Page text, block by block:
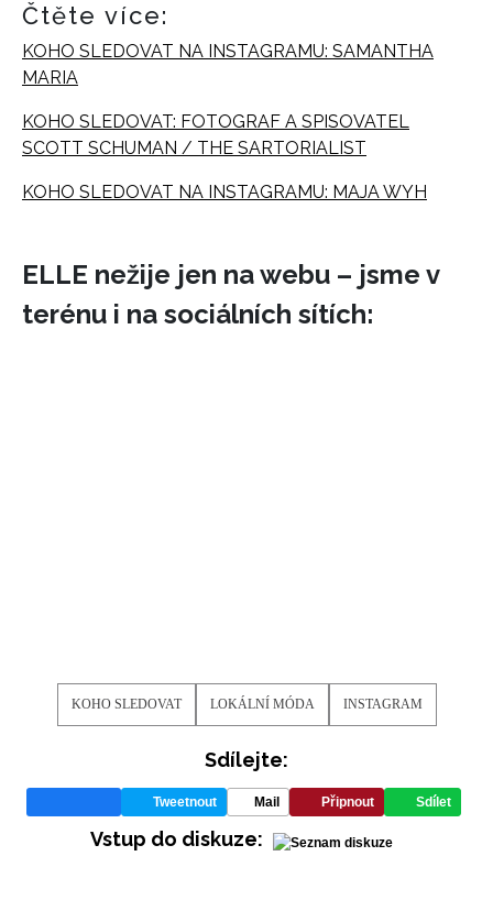
Čtěte více:
KOHO SLEDOVAT NA INSTAGRAMU: SAMANTHA
MARIA
KOHO SLEDOVAT: FOTOGRAF A SPISOVATEL
SCOTT SCHUMAN / THE SARTORIALIST
KOHO SLEDOVAT NA INSTAGRAMU: MAJA WYH
ELLE nežije jen na webu – jsme v
terénu i na sociálních sítích:
KOHO SLEDOVAT LOKÁLNÍ MÓDA INSTAGRAM
Sdílejte:
Tweetnout Mail Připnout Sdílet
Vstup do diskuze: